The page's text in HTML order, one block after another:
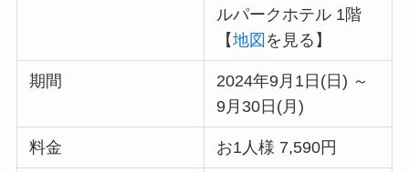
ルパークホテル 1階
【地図 を見る】
期間
2024年9月1日(日) ～
9月30日(月)
料金 お1人様 7,590円